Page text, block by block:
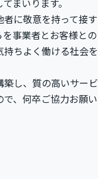
まいります。
者に敬意を持って接す
事業者とお客様との
ちよく働ける社会を
し、質の高いサービ
、何卒ご協力お願い